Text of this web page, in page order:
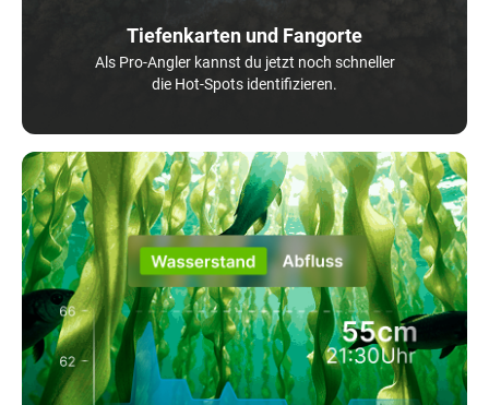
Tiefenkarten und Fangorte
Als Pro-Angler kannst du jetzt noch schneller
die Hot-Spots identifizieren.